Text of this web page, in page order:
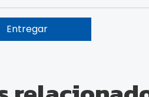
Entregar